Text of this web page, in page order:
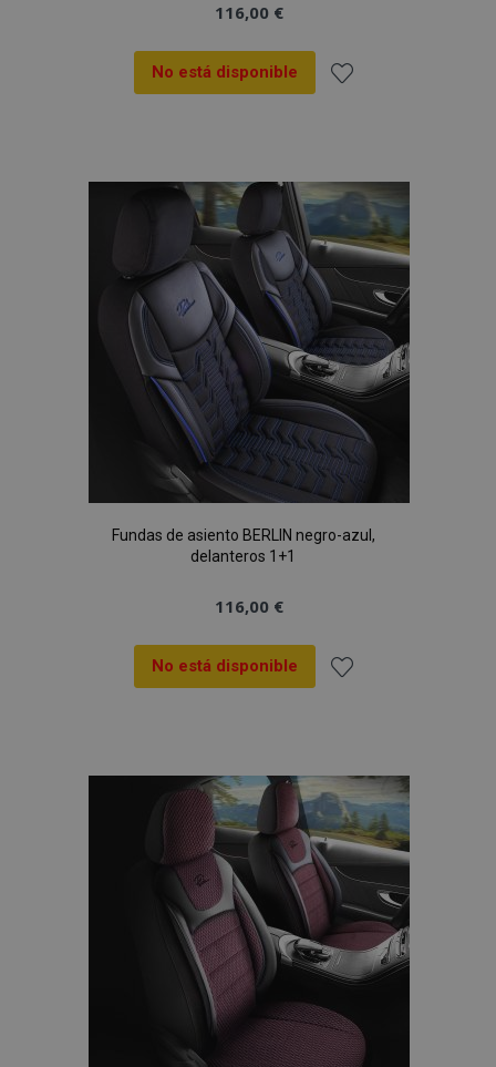
116,00 €
No está disponible
Lista
de
Deseos
Fundas de asiento BERLIN negro-azul,
delanteros 1+1
116,00 €
No está disponible
Lista
de
Deseos